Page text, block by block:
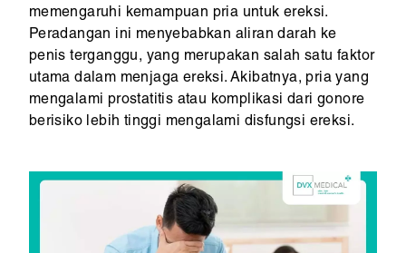
memengaruhi kemampuan pria untuk ereksi.
Peradangan ini menyebabkan aliran darah ke
penis terganggu, yang merupakan salah satu faktor
utama dalam menjaga ereksi. Akibatnya, pria yang
mengalami prostatitis atau komplikasi dari gonore
berisiko lebih tinggi mengalami disfungsi ereksi.